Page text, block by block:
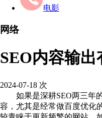
电影
网络
SEO内容输
2024-07-18 次
如果是深耕SEO两三年的
容，尤其是经常做百度优化